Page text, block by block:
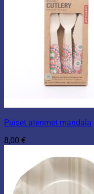
Puiset aterimet mandala
8,00 €